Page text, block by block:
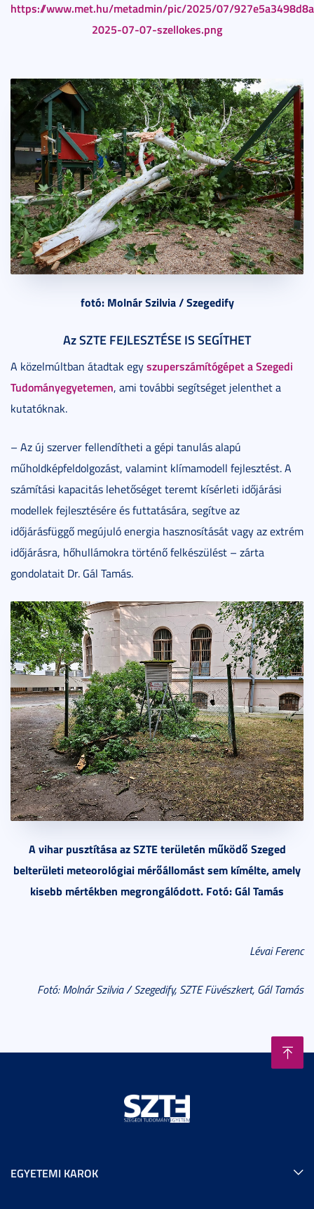
https://www.met.hu/metadmin/pic/2025/07/
2025-07-07-szellokes.png
fotó: Molnár Szilvia / Szegedify
Az SZTE FEJLESZTÉSE IS SEGÍTHET
A közelmúltban átadtak egyszuperszámítógépet a Szegedi
Tudományegyetemen, ami további segítséget jelenthet a
kutatóknak.
– Az új szerver fellendítheti a gépi tanulás alapú
műholdképfeldolgozást, valamint klímamodell fejlesztést. A
számítási kapacitás lehetőséget teremt kísérleti időjárási
modellek fejlesztésére és futtatására, segítve az
időjárásfüggő megújuló energia hasznosítását vagy az extrém
időjárásra, hőhullámokra történő felkészülést – zárta
gondolatait Dr. Gál Tamás.
A vihar pusztítása az SZTE területén működő Szeged
belterületi meteorológiai mérőállomást sem kímélte, amely
kisebb mértékben megrongálódott. Fotó: Gál Tamás
Lévai Ferenc
Fotó: Molnár Szilvia / Szegedify, SZTE Füvészkert, Gál Tamás
EGYETEMI KAROK